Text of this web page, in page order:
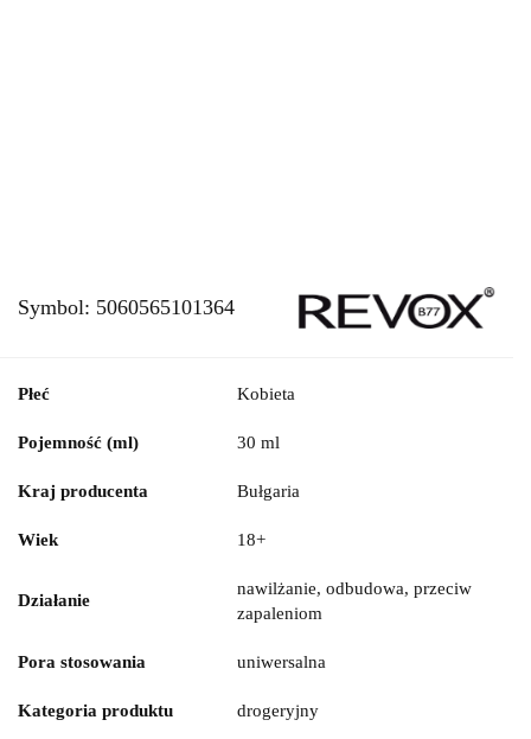
Symbol: 5060565101364
Płeć Kobieta
Pojemność (ml) 30 ml
Kraj producenta Bułgaria
Wiek 18+
Działanie
nawilżanie, odbudowa, przeciw
zapaleniom
Pora stosowania uniwersalna
Kategoria produktu drogeryjny